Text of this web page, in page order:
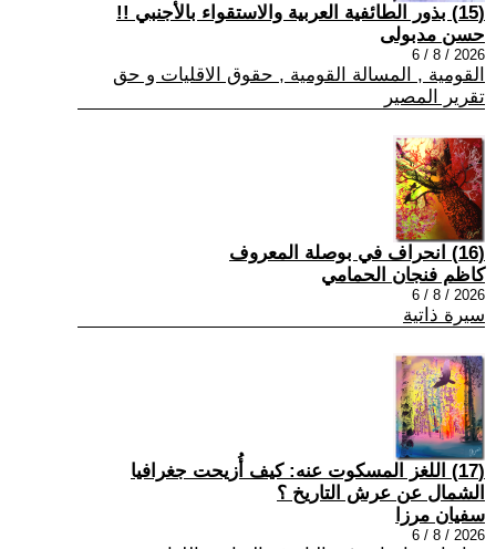
(15) بذور الطائفية العربية والاستقواء بالأجنبي !!
حسن مدبولى
2026 / 8 / 6
القومية , المسالة القومية , حقوق الاقليات و حق
تقرير المصير
(16) انحراف في بوصلة المعروف
كاظم فنجان الحمامي
2026 / 8 / 6
سيرة ذاتية
(17) اللغز المسكوت عنه: كيف أُزيحت جغرافيا
الشمال عن عرش التاريخ ؟
سفيان مرزا
2026 / 8 / 6